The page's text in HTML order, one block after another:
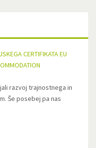
CERTIFIKATA EU
razvoj trajnostnega in
Še posebej pa nas